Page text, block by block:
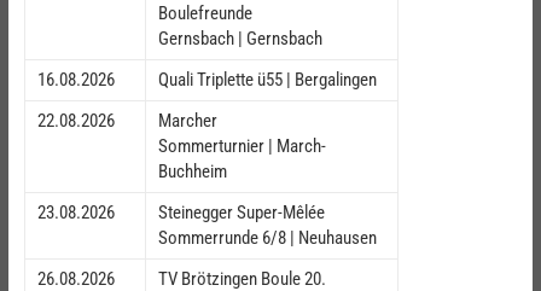
Boulefreunde
Gernsbach | Gernsbach
16.08.2026
Quali Triplette ü55 | Bergalingen
22.08.2026
Marcher
Sommerturnier | March-
Buchheim
23.08.2026
Steinegger Super-Mêlée
Sommerrunde 6/8 | Neuhausen
26.08.2026
TV Brötzingen Boule 20.